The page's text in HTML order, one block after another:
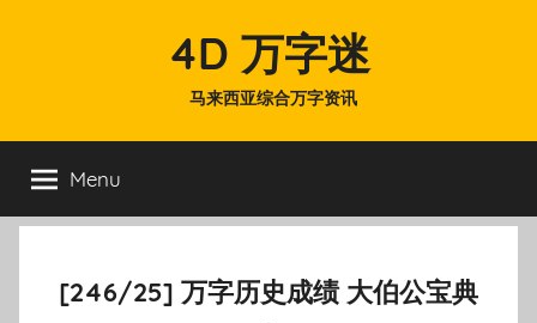
4D 万字迷
马来西亚综合万字资讯
Menu
[246/25] 万字历史成绩 大伯公宝典